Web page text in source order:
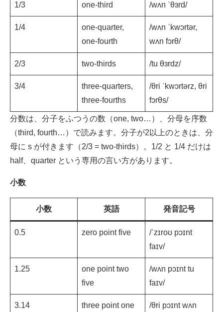
1/3 one-third /wʌn ˈθɜrd/
1/4
one-quarter,
one-fourth
/wʌn ˈkwɔrtər,
wʌn fɔrθ/
2/3 two-thirds /tu θɜrdz/
3/4
three-quarters,
three-fourths
/θri ˈkwɔrtərz, θri
fɔrθs/
分数は、分子をふつうの数（one, two…）、分母を序数
（third, fourth…）で読みます。分子が2以上のときは、分
母に s が付きます（2/3 = two-thirds）。1/2 と 1/4 だけは
half、quarter という専用の言い方があります。
小数
小数 英語 発音記号
0.5 zero point five
/ˈzɪroʊ pɔɪnt
faɪv/
1.25
one point two
five
/wʌn pɔɪnt tu
faɪv/
3.14 three point one /θri pɔɪnt wʌn